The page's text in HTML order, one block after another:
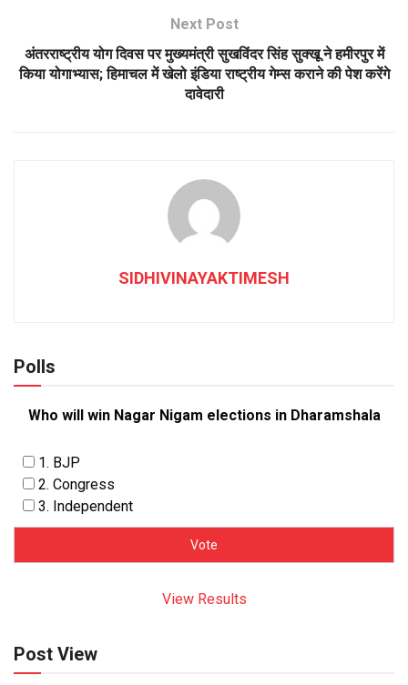
Next Post
अंतरराष्ट्रीय योग दिवस पर मुख्यमंत्री सुखविंदर सिंह सुक्खू ने हमीरपुर में
किया योगाभ्यास; हिमाचल में खेलो इंडिया राष्ट्रीय गेम्स कराने की पेश करेंगे
दावेदारी
SIDHIVINAYAKTIMESH
Polls
Who will win Nagar Nigam elections in Dharamshala
1. BJP
2. Congress
3. Independent
View Results
Post View